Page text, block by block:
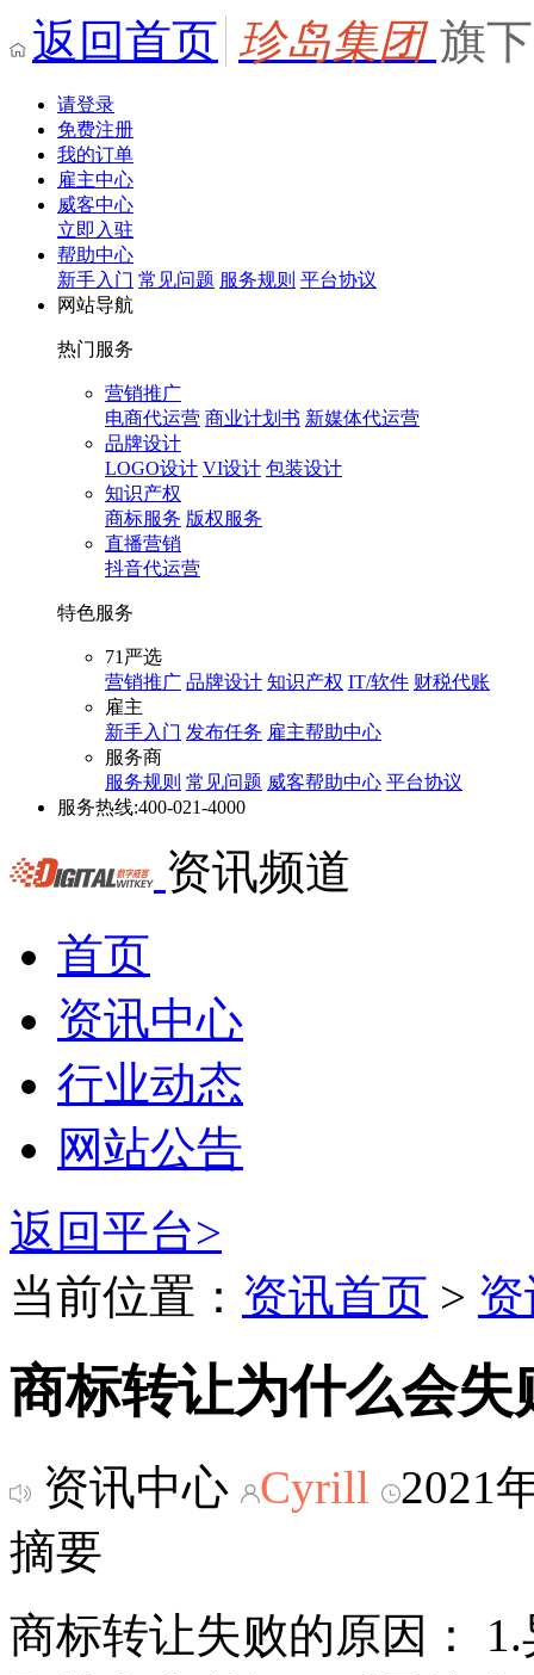
返回首页 珍岛集团 旗
请登录
免费注册
我的订单
雇主中心
威客中心
立即入驻
帮助中心
新手入门 常见问题 服务规则 平台协议
网站导航
热门服务
营销推广
电商代运营 商业计划书 新媒体代运营
品牌设计
LOGO设计 VI设计 包装设计
知识产权
商标服务 版权服务
直播营销
抖音代运营
特色服务
71严选
营销推广 品牌设计 知识产权 IT/软件 财税代账
雇主
新手入门 发布任务 雇主帮助中心
服务商
服务规则 常见问题 威客帮助中心 平台协议
服务热线:400-021-4000
资讯频道
首页
资讯中心
行业动态
网站公告
返回平台>
当前位置： 资讯首页 >
商标转让为什么会失
资讯中心 Cyrill
2021
摘要
商标转让失败的原因：